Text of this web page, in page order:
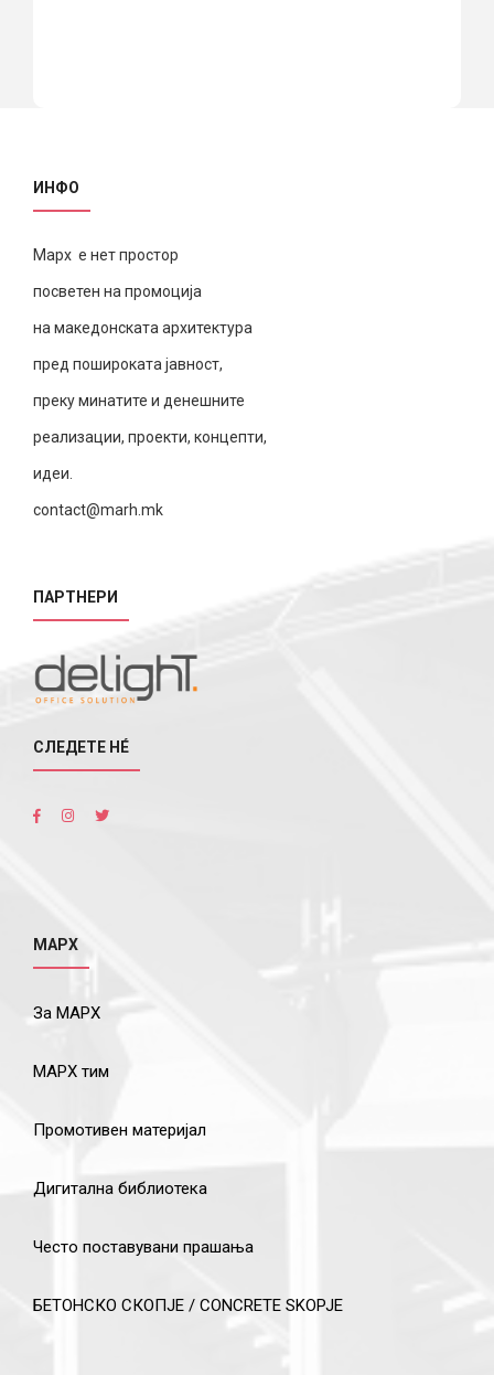
ИНФО
Марх е нет простор
посветен на промоција
на македонската архитектура
пред пошироката јавност,
преку минатите и денешните
реализации, проекти, концепти,
идеи.
contact@marh.mk
ПАРТНЕРИ
СЛЕДЕТЕ НÉ
МАРХ
За МАРХ
МАРХ тим
Промотивен материјал
Дигитална библиотека
Често поставувани прашања
БЕТОНСКО СКОПЈЕ / CONCRETE SKOPJE